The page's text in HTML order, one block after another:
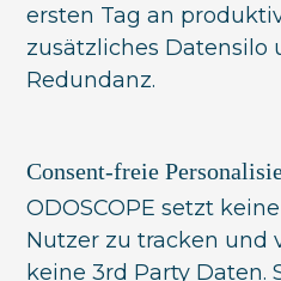
ersten Tag an
zusätzliches Datensilo
Redundanz.
Consent-freie
ODOSCOPE setzt
Nutzer zu tracken und
keine 3rd Party Daten.